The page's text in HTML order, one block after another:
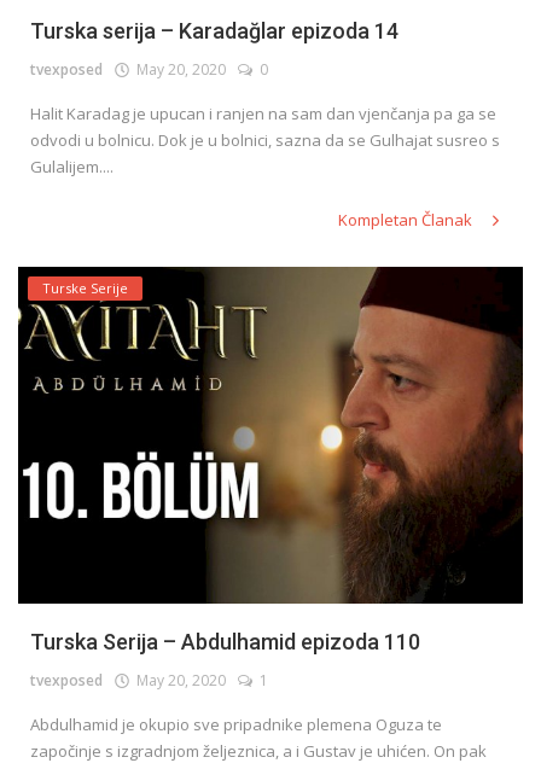
Turska serija – Karadağlar epizoda 14
tvexposed May 20, 2020 0
Halit Karadag je upucan i ranjen na sam dan vjenčanja pa ga se
odvodi u bolnicu. Dok je u bolnici, sazna da se Gulhajat susreo s
Gulalijem....
Kompletan Članak
Turske Serije
Turska Serija – Abdulhamid epizoda 110
tvexposed May 20, 2020 1
Abdulhamid je okupio sve pripadnike plemena Oguza te
započinje s izgradnjom željeznica, a i Gustav je uhićen. On pak